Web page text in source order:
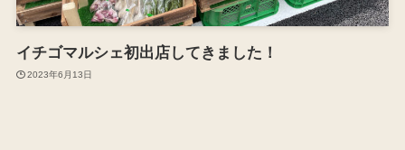
イチゴマルシェ初出店してきました！
2023年6月13日